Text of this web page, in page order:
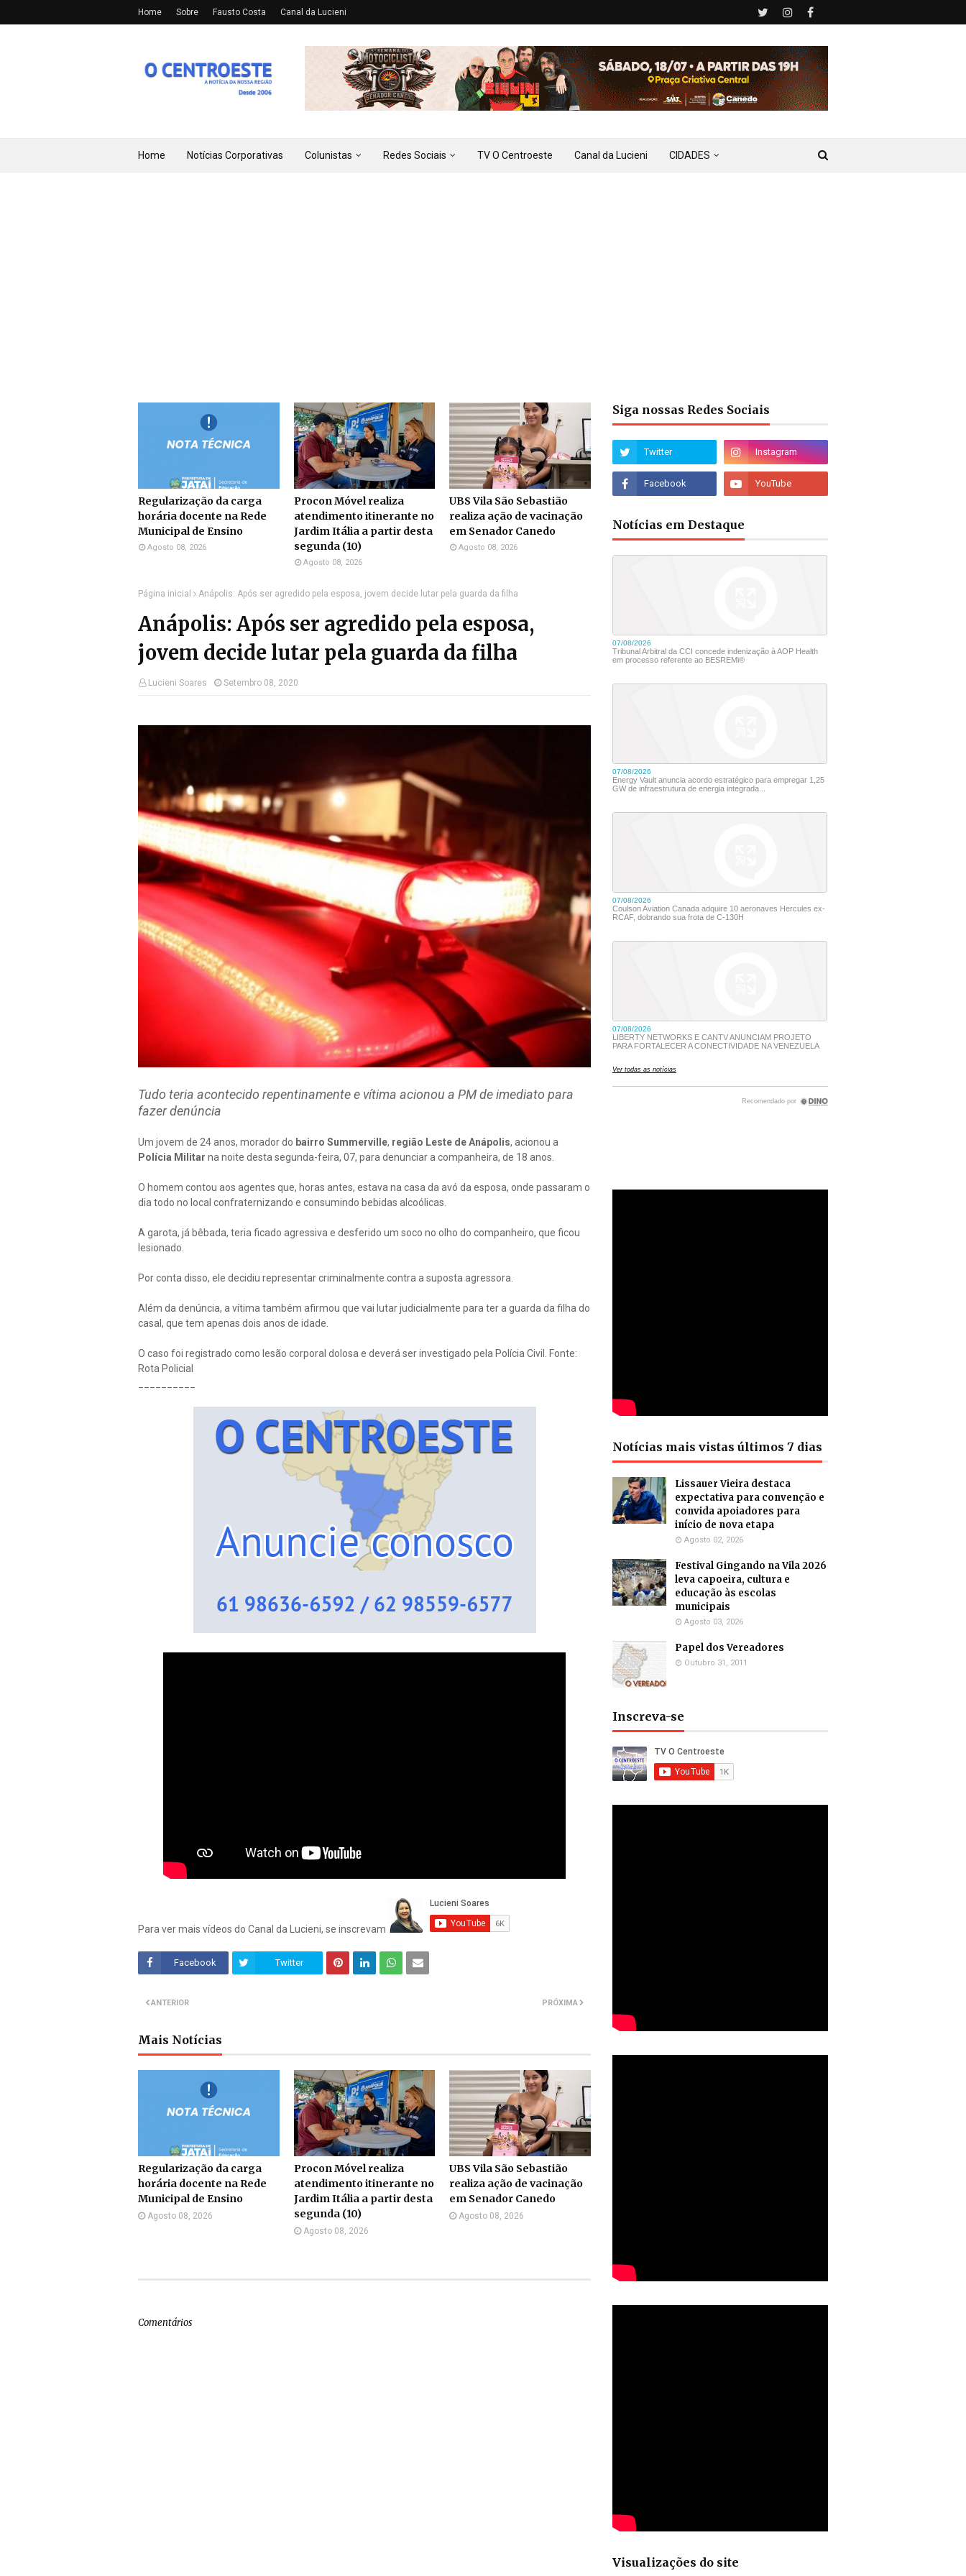
Home Sobre Fausto Costa Canal da Lucieni
Home Notícias Corporativas Colunistas Redes Sociais TV O Centroeste Canal da Lucieni CIDADES
Regularização da carga
horária docente na Rede
Municipal de Ensino
Agosto 08, 2026
Procon Móvel realiza
atendimento itinerante no
Jardim Itália a partir desta
segunda (10)
Agosto 08, 2026
UBS Vila São Sebastião
realiza ação de vacinação
em Senador Canedo
Agosto 08, 2026
Página inicial Anápolis: Após ser agredido pela esposa, jovem decide lutar pela guarda da filha
Anápolis: Após ser agredido pela esposa,
jovem decide lutar pela guarda da filha
Lucieni Soares Setembro 08, 2020
Tudo teria acontecido repentinamente e vítima acionou a PM de imediato para
fazer denúncia
Um jovem de 24 anos, morador do bairro Summerville, região Leste de Anápolis, acionou a
Polícia Militar na noite desta segunda-feira, 07, para denunciar a companheira, de 18 anos.
O homem contou aos agentes que, horas antes, estava na casa da avó da esposa, onde passaram o
dia todo no local confraternizando e consumindo bebidas alcoólicas.
A garota, já bêbada, teria ficado agressiva e desferido um soco no olho do companheiro, que ficou
lesionado.
Por conta disso, ele decidiu representar criminalmente contra a suposta agressora.
Além da denúncia, a vítima também afirmou que vai lutar judicialmente para ter a guarda da filha do
casal, que tem apenas dois anos de idade.
O caso foi registrado como lesão corporal dolosa e deverá ser investigado pela Polícia Civil. Fonte:
Rota Policial
Para ver mais vídeos do Canal da Lucieni, se inscrevam
Facebook Twitter
PRÓXIMA
ANTERIOR
Mais Notícias
Regularização da carga
horária docente na Rede
Municipal de Ensino
Agosto 08, 2026
Procon Móvel realiza
atendimento itinerante no
Jardim Itália a partir desta
segunda (10)
Agosto 08, 2026
UBS Vila São Sebastião
realiza ação de vacinação
em Senador Canedo
Agosto 08, 2026
Comentários
Siga nossas Redes Sociais
Notícias em Destaque
Notícias mais vistas últimos 7 dias
Lissauer Vieira destaca
expectativa para convenção e
convida apoiadores para
início de nova etapa
Agosto 02, 2026
Festival Gingando na Vila 2026
leva capoeira, cultura e
educação às escolas
municipais
Agosto 03, 2026
Papel dos Vereadores
Outubro 31, 2011
Inscreva-se
Visualizações do site